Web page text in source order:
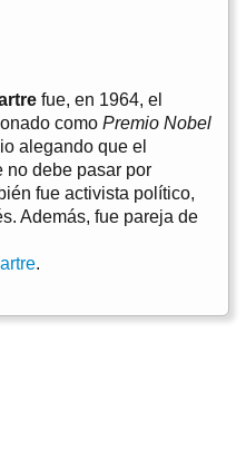
fue, en 1964, el
como Premio Nobel
alegando que el
no debe pasar por
fue activista político,
Además, fue pareja de
.